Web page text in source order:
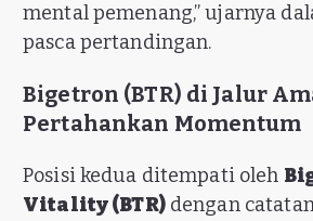
mental pemenang,” ujarnya
pasca pertandingan.
Bigetron (BTR) di Jalur
Pertahankan Momentum
Posisi kedua ditempati oleh
Vitality (BTR)dengan